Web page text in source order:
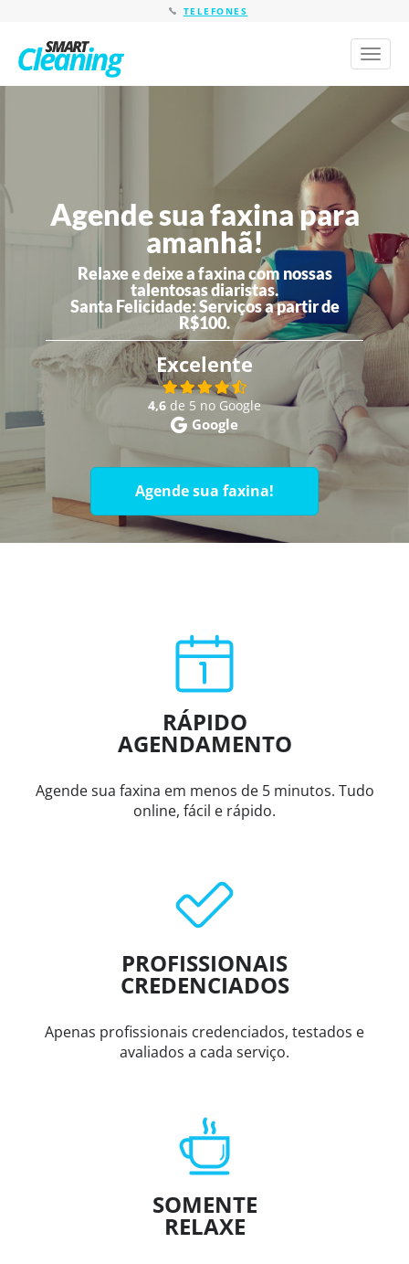
TELEFONES
Toggle
Agende sua faxina para
amanhã!
Relaxe e deixe a faxina com nossas
talentosas diaristas.
Santa Felicidade:Serviços a partir de
R$100.
Excelente
4,6 de 5 no Google
Google
Agende sua faxina!
RÁPIDO
AGENDAMENTO
Agende sua faxina em menos de 5 minutos. Tudo
online, fácil e rápido.
PROFISSIONAIS
CREDENCIADOS
Apenas profissionais credenciados, testados e
avaliados a cada serviço.
SOMENTE
RELAXE